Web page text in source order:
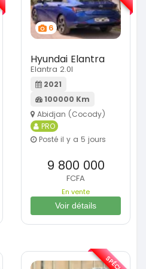
6
Hyundai Elantra
Elantra 2.0l
2021
100000 Km
Abidjan (Cocody)
PRO
Posté il y a 5 jours
9 800 000
FCFA
En vente
Voir détails